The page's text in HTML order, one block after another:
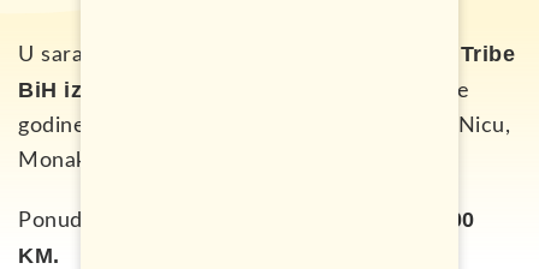
U saradnji sa turističkom agencijom
Jungle Tribe
BiH iz Sarajeva
, nudimo vam proslavu Nove
godine na Azurnoj obali. Posjetite Veneciju, Nicu,
Monako, Marsej i dobro se provedite.
Ponuda uključuje:
7 dana, bus + hotel – 300
KM.